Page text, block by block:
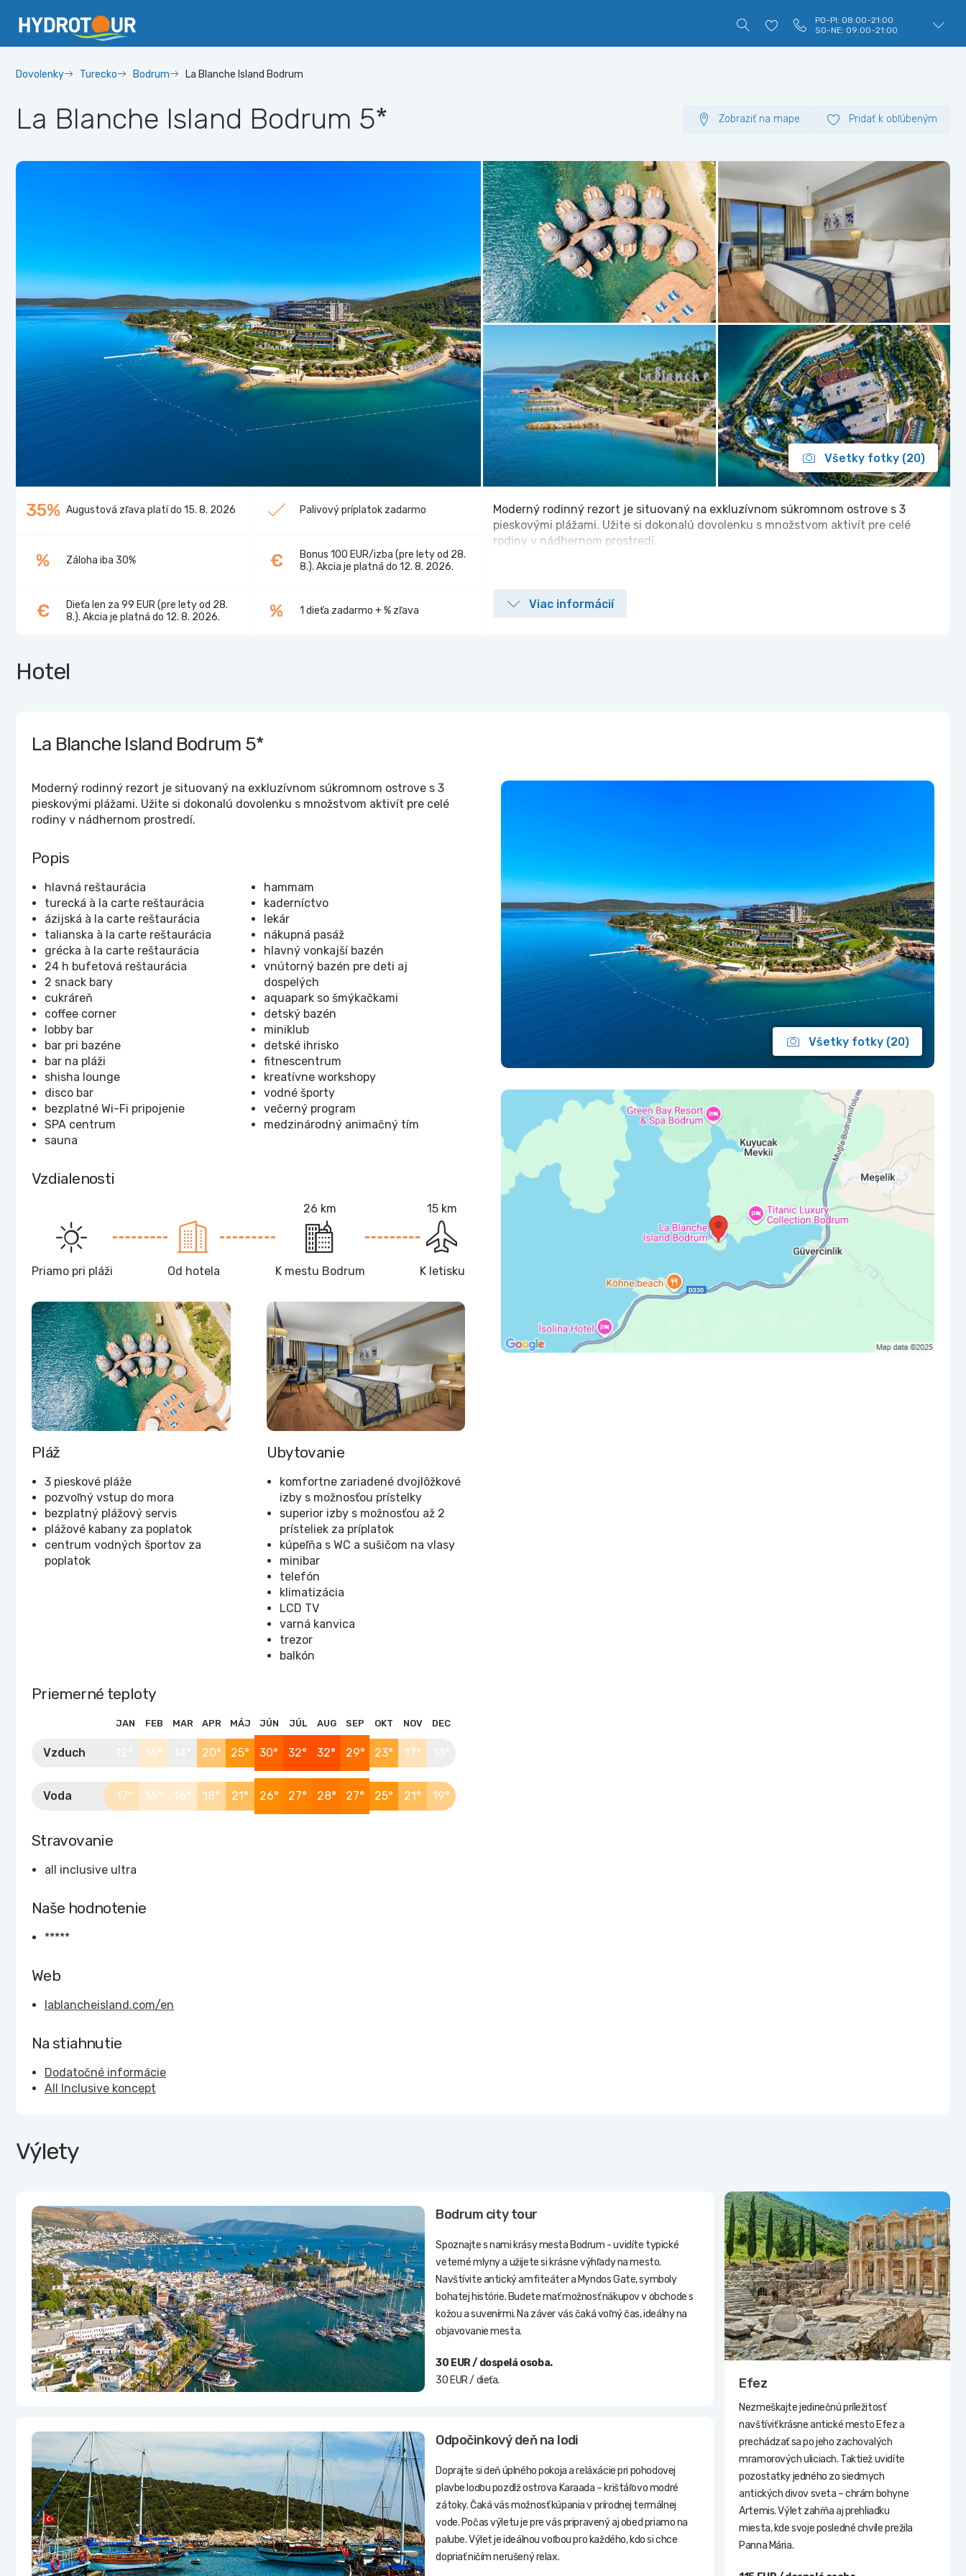
PO-PI: 08:00-21:00
SO-NE: 09:00-21:00
Dovolenky Turecko Bodrum La Blanche Island Bodrum
La Blanche Island Bodrum 5* Zobraziť na mape Pridať k obľúbeným
Všetky fotky (20)
35% Augustová zľava platí do 15. 8. 2026 Palivový príplatok zadarmo
% Záloha iba 30% €
Bonus 100 EUR/izba (pre lety od 28.
8.). Akcia je platná do 12. 8. 2026.
€
Dieťa len za 99 EUR (pre lety od 28.
8.). Akcia je platná do 12. 8. 2026.
% 1 dieťa zadarmo + % zľava
Moderný rodinný rezort je situovaný na exkluzívnom súkromnom ostrove s 3
pieskovými plážami. Užite si dokonalú dovolenku s množstvom aktivít pre celé
rodiny v nádhernom prostredí.
Viac informácií
Hotel
La Blanche Island Bodrum 5*
Moderný rodinný rezort je situovaný na exkluzívnom súkromnom ostrove s 3
pieskovými plážami. Užite si dokonalú dovolenku s množstvom aktivít pre celé
rodiny v nádhernom prostredí.
Popis
hlavná reštaurácia
turecká à la carte reštaurácia
ázijská à la carte reštaurácia
talianska à la carte reštaurácia
grécka à la carte reštaurácia
24 h bufetová reštaurácia
2 snack bary
cukráreň
coffee corner
lobby bar
bar pri bazéne
bar na pláži
shisha lounge
disco bar
bezplatné Wi-Fi pripojenie
SPA centrum
sauna
hammam
kaderníctvo
lekár
nákupná pasáž
hlavný vonkajší bazén
vnútorný bazén pre deti aj
dospelých
aquapark so šmýkačkami
detský bazén
miniklub
detské ihrisko
fitnescentrum
kreatívne workshopy
vodné športy
večerný program
medzinárodný animačný tím
Vzdialenosti
Priamo pri pláži Od hotela
26 km
K mestu Bodrum
15 km
K letisku
Pláž
3 pieskové pláže
pozvoľný vstup do mora
bezplatný plážový servis
plážové kabany za poplatok
centrum vodných športov za
poplatok
Ubytovanie
komfortne zariadené dvojlôžkové
izby s možnosťou prístelky
superior izby s možnosťou až 2
prísteliek za príplatok
kúpeľňa s WC a sušičom na vlasy
minibar
telefón
klimatizácia
LCD TV
varná kanvica
trezor
balkón
Priemerné teploty
JAN FEB MAR APR MÁJ JÚN JÚL AUG SEP OKT NOV DEC
Vzduch 16° 20° 25° 30° 32° 32° 29° 23° 17°
Voda 17° 16° 16° 18° 21° 26° 27° 28° 27° 25° 21° 19°
Stravovanie
all inclusive ultra
Naše hodnotenie
*****
Web
lablancheisland.com/en
Na stiahnutie
Dodatočné informácie
All Inclusive koncept
Všetky fotky (20)
Výlety
Bodrum city tour
Spoznajte s nami krásy mesta Bodrum - uvidíte typické
veterné mlyny a užijete si krásne výhľady na mesto.
Navštívite antický amfiteáter a Myndos Gate, symboly
bohatej histórie. Budete mať možnosť nákupov v obchode s
kožou a suvenírmi. Na záver vás čaká voľný čas, ideálny na
objavovanie mesta.
30 EUR / dospelá osoba.
30 EUR / dieťa.
Efez
Nezmeškajte jedinečnú príležitosť
navštíviť krásne antické mesto Efez a
prechádzať sa po jeho zachovalých
mramorových uliciach. Taktiež uvidíte
pozostatky jedného zo siedmych
antických divov sveta – chrám bohyne
Artemis. Výlet zahŕňa aj prehliadku
miesta, kde svoje posledné chvíle prežila
Panna Mária.
Odpočinkový deň na lodi
Doprajte si deň úplného pokoja a reláxácie pri pohodovej
plavbe loďou pozdlž ostrova Karaada – krištáľovo modré
zátoky. Čaká vás možnosť kúpania v prírodnej termálnej
vode. Počas výletu je pre vás pripravený aj obed priamo na
palube. Výlet je ideálnou voľbou pro každého, kdo si chce
dopriať ničím nerušený relax.